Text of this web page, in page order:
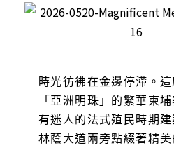
時光彷彿在金邊停滯。
「亞洲明珠」的繁華柬
有迷人的法式殖民時期
林蔭大道兩旁點綴著精